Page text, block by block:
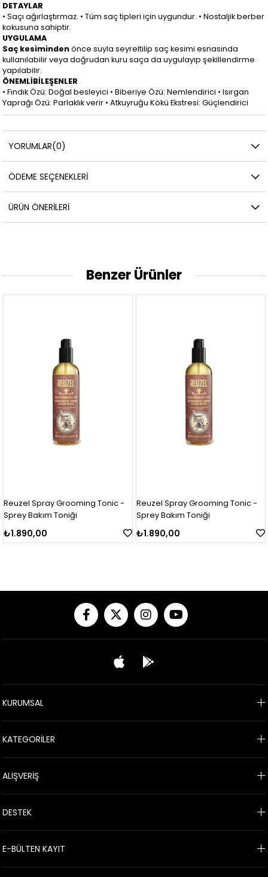
DETAYLAR
• Saçı ağırlaştırmaz. • Tüm saç tipleri için uygundur. • Nostaljik berber
kokusuna sahiptir.
UYGULAMA
Saç kesimindenönce suyla seyreltilip saç kesimi esnasında
kullanılabilir veya doğrudan kuru saça da uygulayıp şekillendirme
yapılabilir.
ÖNEMLİBİLEŞENLER
• Fındık Özü: Doğal besleyici • Biberiye Özü: Nemlendirici • Isırgan
Yaprağı Özü: Parlaklık verir • Atkuyruğu Kökü Ekstresi: Güçlendirici
YORUMLAR(0)
ÖDEME SEÇENEKLERI
ÜRÜN ÖNERILERI
Benzer Ürünler
Reuzel Spray Grooming Tonic -
Sprey Bakım Toniği
₺1.890,00
Reuzel Spray Grooming Tonic -
Sprey Bakım Toniği
₺1.890,00
KURUMSAL
KATEGORİLER
ALIŞVERİŞ
DESTEK
E-BÜLTEN KAYIT